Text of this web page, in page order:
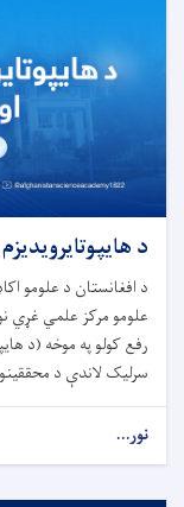
د
د افغانستان د علومو
علومو مرکز علمي غړي
رفع کولو په موخه (د
سرلیک لاندې د
نور...